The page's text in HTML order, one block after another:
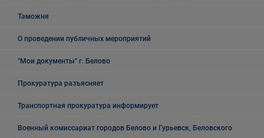
Таможня
О проведении публичных мероприятий
"Мои документы" г. Белово
Прокуратура разъясняет
Транспортная прокуратура информирует
Военный комиссариат городов Белово и Гурьевск, Беловского